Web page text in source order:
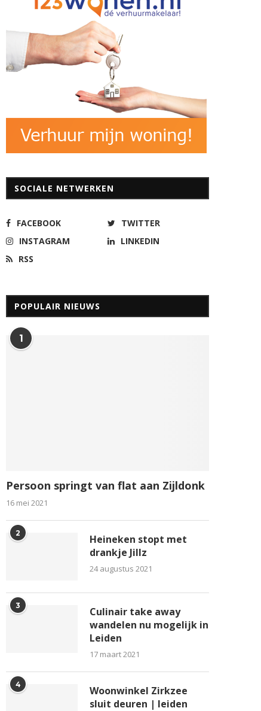
SOCIALE NETWERKEN
FACEBOOK
TWITTER
INSTAGRAM
LINKEDIN
RSS
POPULAIR NIEUWS
1
Persoon springt van flat aan Zijldonk
16 mei 2021
2
Heineken stopt met
drankje Jillz
24 augustus 2021
3
Culinair take away
wandelen nu mogelijk in
Leiden
17 maart 2021
4
Woonwinkel Zirkzee
sluit deuren | leiden